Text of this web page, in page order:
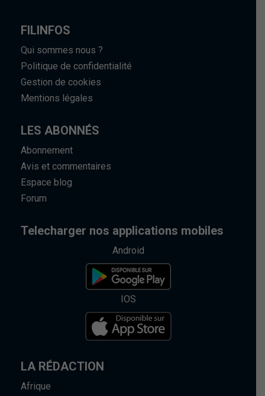
FILINFOS
Qui sommes nous ?
Politique de confidentialité
Gestion de cookies
Mentions légales
LES ABONNÉS
Abonnement
Avis et commentaires
Espace blog
Forum
Telecharger nos applications mobiles
Android
IOS
LA RÉDACTION
Afrique